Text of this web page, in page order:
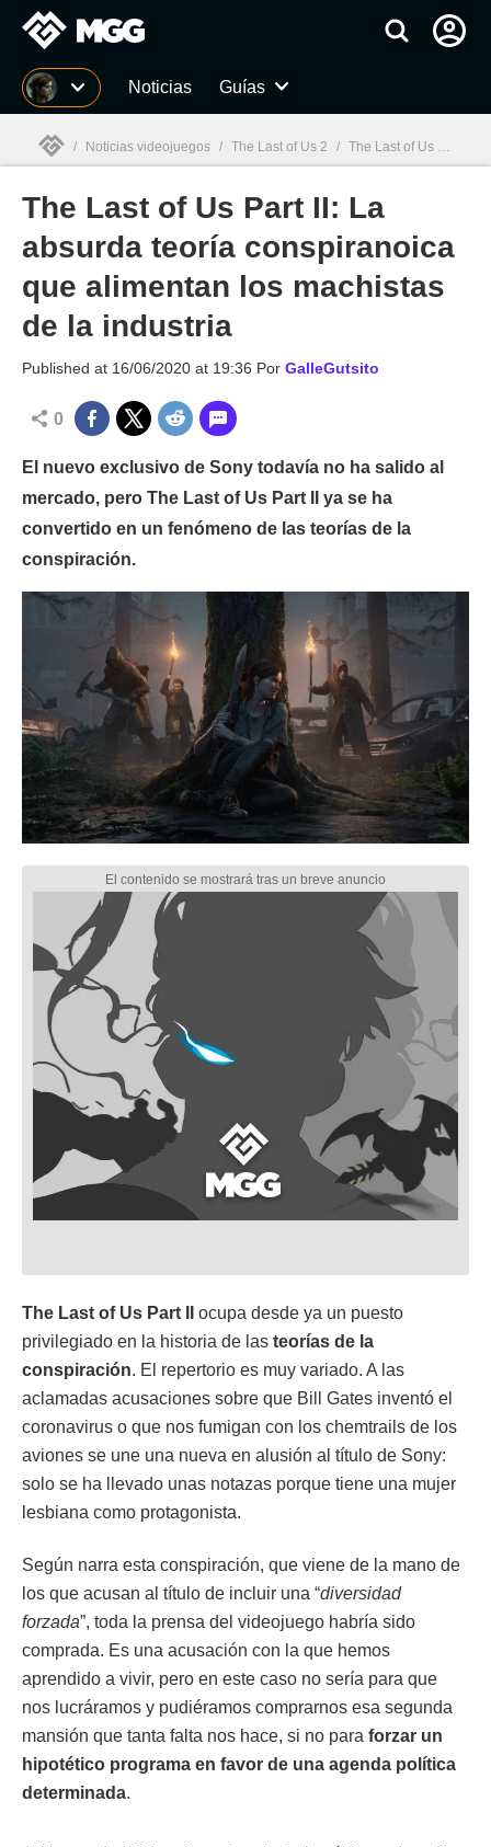
MGG Noticias Guías
MGG
/ Noticias videojuegos / The Last of Us 2 / The Last of Us Part II: La absurda teoría conspiranoica que alimentan los machistas de la industria
The Last of Us Part II: La
absurda teoría conspiranoica
que alimentan los machistas
de la industria
Published at 16/06/2020 at 19:36 Por GalleGutsito
0
El nuevo exclusivo de Sony todavía no ha salido al
mercado, pero The Last of Us Part II ya se ha
convertido en un fenómeno de las teorías de la
conspiración.
The Last of Us Part II
ocupa desde ya un puesto
privilegiado en la historia de las teorías de la
conspiración. El repertorio es muy variado. A las
aclamadas acusaciones sobre que Bill Gates inventó el
coronavirus o que nos fumigan con los chemtrails de los
aviones se une una nueva en alusión al título de Sony:
solo se ha llevado unas notazas porque tiene una mujer
lesbiana como protagonista.
Según narra esta conspiración, que viene de la mano de
los que acusan al título de incluir una “diversidad
forzada”, toda la prensa del videojuego habría sido
comprada. Es una acusación con la que hemos
aprendido a vivir, pero en este caso no sería para que
nos lucráramos y pudiéramos comprarnos esa segunda
mansión que tanta falta nos hace, si no para forzar un
hipotético programa en favor de una agenda política
determinada.